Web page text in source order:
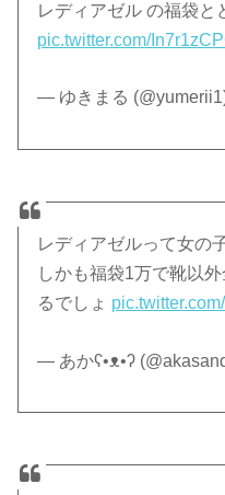
レディアゼル の福袋と
pic.twitter.com/
— ゆきまる
レディアゼルって女の
しかも福袋1万で靴以
るでしょ
— あかʕ•ᴥ•ʔ